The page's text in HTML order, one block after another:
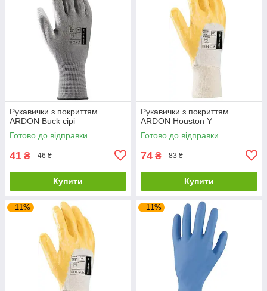
Рукавички з покриттям
ARDON Buck сірі
Готово до відправки
41 ₴ 46 ₴
Купити
Рукавички з покриттям
ARDON Houston Y
Готово до відправки
74 ₴ 83 ₴
Купити
–11% –11%